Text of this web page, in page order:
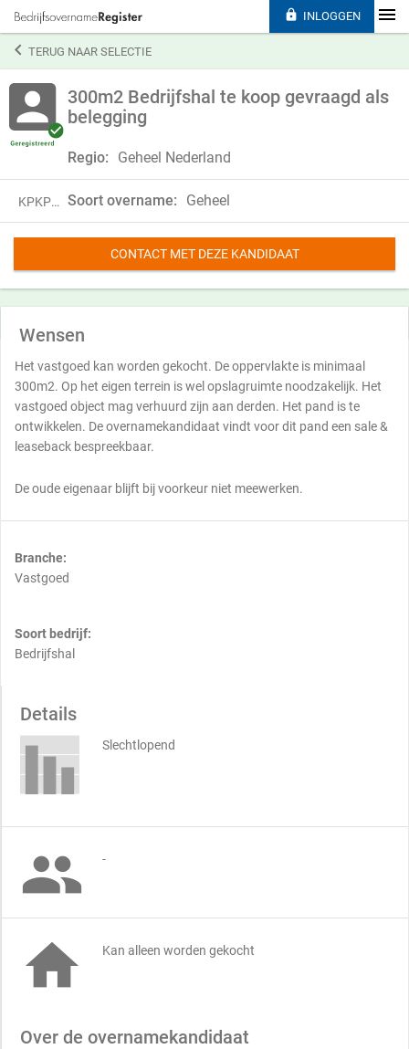
TERUG NAAR SELECTIE
300m2 Bedrijfshal te koop gevraagd als
belegging
Regio: Geheel Nederland
KPKP24QWM15D Soort overname: Geheel
CONTACT MET DEZE KANDIDAAT
Wensen
Het vastgoed kan worden gekocht. De oppervlakte is minimaal
300m2. Op het eigen terrein is wel opslagruimte noodzakelijk. Het
vastgoed object mag verhuurd zijn aan derden. Het pand is te
ontwikkelen. De overnamekandidaat vindt voor dit pand een sale &
leaseback bespreekbaar.
De oude eigenaar blijft bij voorkeur niet meewerken.
Branche:
Vastgoed
Soort bedrijf:
Bedrijfshal
Details
Slechtlopend
 -
 Kan alleen worden gekocht
Over de overnamekandidaat
 INLOGGEN